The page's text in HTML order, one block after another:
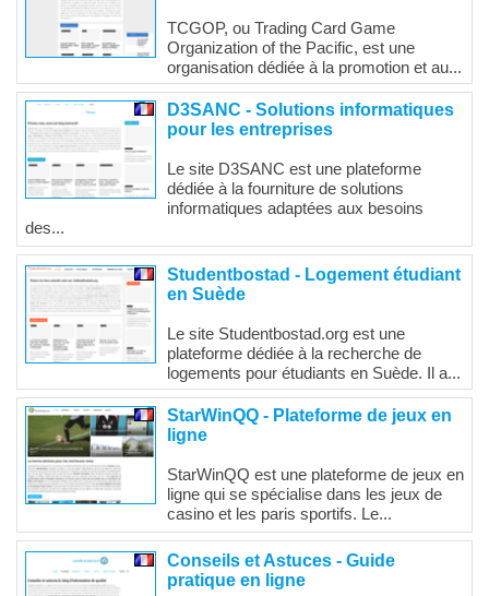
TCGOP, ou Trading Card Game
Organization of the Pacific, est une
organisation dédiée à la promotion et au...
D3SANC - Solutions informatiques
pour les entreprises
Le site D3SANC est une plateforme
dédiée à la fourniture de solutions
informatiques adaptées aux besoins
des...
Studentbostad - Logement étudiant
en Suède
Le site Studentbostad.org est une
plateforme dédiée à la recherche de
logements pour étudiants en Suède. Il a...
StarWinQQ - Plateforme de jeux en
ligne
StarWinQQ est une plateforme de jeux en
ligne qui se spécialise dans les jeux de
casino et les paris sportifs. Le...
Conseils et Astuces - Guide
pratique en ligne